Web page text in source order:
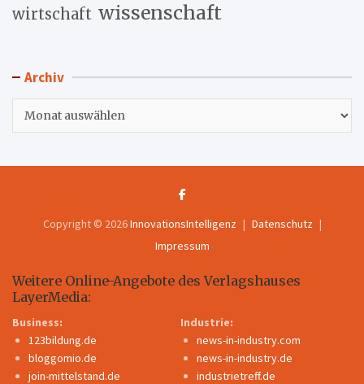
wirtschaft wissenschaft
Archiv
Copyright © 2026InnovationsIntelligenz
Datenschutz
Impressum
Weitere Online-Angebote des Verlagshauses
LayerMedia:
Business:
123bildung.de
bloggomio.de
join-mittelstand.de
Industrie:
news-in-industry.com
news-in-industry.de
industrietreff.de